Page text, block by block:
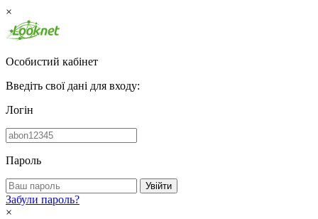
×
Особистий кабінет
Введіть свої дані для входу:
Логін
Пароль
Увійти
Забули пароль?
×